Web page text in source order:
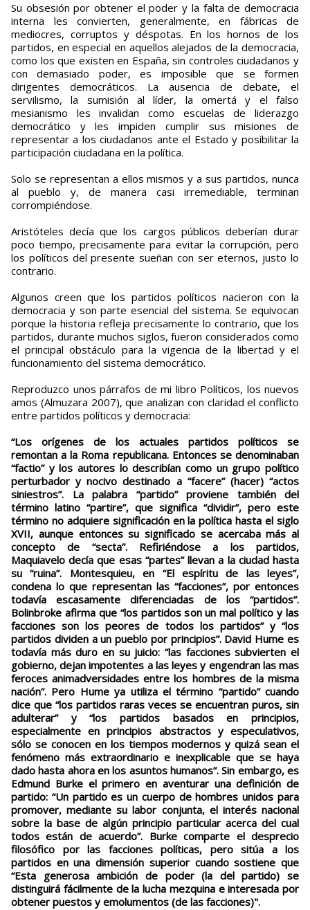
Su obsesión por obtener el poder y la falta de democracia
interna les convierten, generalmente, en fábricas de
mediocres, corruptos y déspotas. En los hornos de los
partidos, en especial en aquellos alejados de la democracia,
como los que existen en España, sin controles ciudadanos y
con demasiado poder, es imposible que se formen
dirigentes democráticos. La ausencia de debate, el
servilismo, la sumisión al líder, la omertá y el falso
mesianismo les invalidan como escuelas de liderazgo
democrático y les impiden cumplir sus misiones de
representar a los ciudadanos ante el Estado y posibilitar la
participación ciudadana en la política.
Solo se representan a ellos mismos y a sus partidos, nunca
al pueblo y, de manera casi irremediable, terminan
corrompiéndose.
Aristóteles decía que los cargos públicos deberían durar
poco tiempo, precisamente para evitar la corrupción, pero
los políticos del presente sueñan con ser eternos, justo lo
contrario.
Algunos creen que los partidos políticos nacieron con la
democracia y son parte esencial del sistema. Se equivocan
porque la historia refleja precisamente lo contrario, que los
partidos, durante muchos siglos, fueron considerados como
el principal obstáculo para la vigencia de la libertad y el
funcionamiento del sistema democrático.
Reproduzco unos párrafos de mi libro Políticos, los nuevos
amos (Almuzara 2007), que analizan con claridad el conflicto
entre partidos políticos y democracia:
“Los orígenes de los actuales partidos políticos se
remontan a la Roma republicana. Entonces se denominaban
“factio” y los autores lo describían como un grupo político
perturbador y nocivo destinado a “facere” (hacer) “actos
siniestros”. La palabra “partido” proviene también del
término latino “partire”, que significa “dividir”, pero este
término no adquiere significación en la política hasta el siglo
XVII, aunque entonces su significado se acercaba más al
concepto de “secta”. Refiriéndose a los partidos,
Maquiavelo decía que esas “partes” llevan a la ciudad hasta
su “ruina”. Montesquieu, en “El espíritu de las leyes”,
condena lo que representan las “facciones”, por entonces
todavía escasamente diferenciadas de los “partidos”.
Bolinbroke afirma que “los partidos son un mal político y las
facciones son los peores de todos los partidos” y “los
partidos dividen a un pueblo por principios”. David Hume es
todavía más duro en su juicio: “las facciones subvierten el
gobierno, dejan impotentes a las leyes y engendran las mas
feroces animadversidades entre los hombres de la misma
nación”. Pero Hume ya utiliza el término “partido” cuando
dice que “los partidos raras veces se encuentran puros, sin
adulterar” y “los partidos basados en principios,
especialmente en principios abstractos y especulativos,
sólo se conocen en los tiempos modernos y quizá sean el
fenómeno más extraordinario e inexplicable que se haya
dado hasta ahora en los asuntos humanos”. Sin embargo, es
Edmund Burke el primero en aventurar una definición de
partido: “Un partido es un cuerpo de hombres unidos para
promover, mediante su labor conjunta, el interés nacional
sobre la base de algún principio particular acerca del cual
todos están de acuerdo”. Burke comparte el desprecio
filosófico por las facciones políticas, pero sitúa a los
partidos en una dimensión superior cuando sostiene que
“Esta generosa ambición de poder (la del partido) se
distinguirá fácilmente de la lucha mezquina e interesada por
obtener puestos y emolumentos (de las facciones)".